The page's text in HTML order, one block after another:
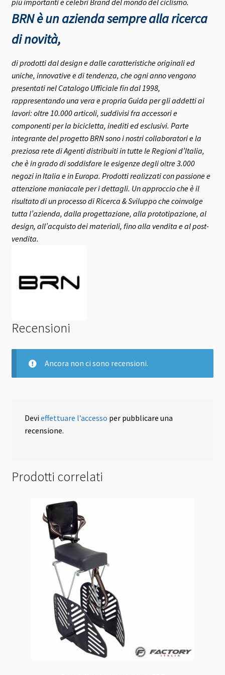
BRN è un azienda sempre alla ricerca
di novità,
di prodotti dal design e dalle caratteristiche originali ed
uniche, innovative e di tendenza, che ogni anno vengono
presentati nel Catalogo Ufficiale fin dal 1998,
rappresentando una vera e propria Guida per gli addetti ai
lavori: oltre 10.000 articoli, suddivisi fra accessori e
componenti per la bicicletta, inediti ed esclusivi. Parte
integrante del progetto BRN sono i nostri collaboratori e la
preziosa rete di Agenti distribuiti in tutte le Regioni d’Italia,
che è in grado di soddisfare le esigenze degli oltre 3.000
negozi in Italia e in Europa. Prodotti realizzati con passione e
attenzione maniacale per i dettagli. Un approccio che è il
risultato di un processo di Ricerca & Sviluppo che coinvolge
tutta l’azienda, dalla progettazione, alla prototipazione, al
design, all’acquisto dei materiali, fino alla vendita e al post-
vendita.
Recensioni
Ancora non ci sono recensioni.
Devieffettuare l’accesso per pubblicare una
recensione.
Prodotti correlati